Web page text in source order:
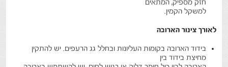
חזק מספיק, המתאים
למשקל הקמין.
לאורך צינור הארובה
בידוד הארובה בקומות העליונות ובחלל גג הרעפים. יש להתקין
מחיצת בידוד בין